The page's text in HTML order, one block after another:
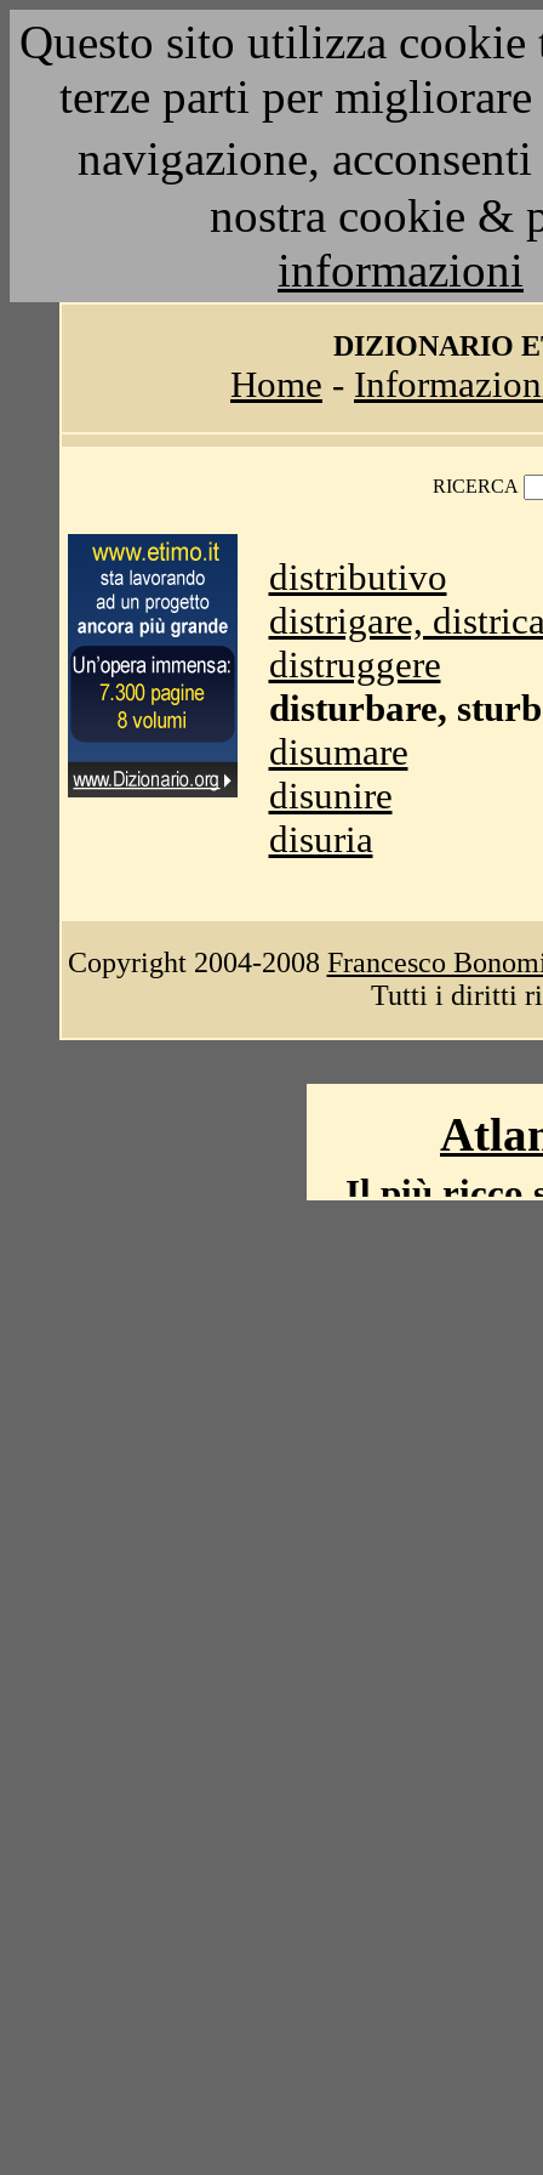
Questo sito utilizza
terze parti per
navigazione,
nostra cookie &
informazioni
DIZIONARIO
Home -
RICERCA
distributivo
distrigare,
distruggere
disturbare,
disumare
disunire
disuria
Copyright 2004-2008 Francesco
Tutti i diritti
Il più ricco